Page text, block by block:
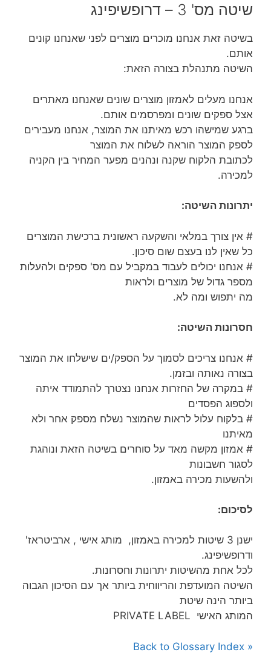
שיטה מס' 3 – דרופשיפינג
בשיטה זאת אנחנו מוכרים מוצרים לפני שאנחנו קונים
אותם.
השיטה מתנהלת בצורה הזאת:
אנחנו מעלים לאמזון מוצרים שונים שאנחנו מאתרים
אצל ספקים שונים ומפרסמים אותם.
ברגע שמישהו רכש מאיתנו את המוצר, אנחנו מעבירים
לספק המוצר הוראה לשלוח את המוצר
לכתובת הלקוח שקנה ונהנים מפער המחיר בין הקניה
למכירה.
יתרונות השיטה:
# אין צורך במלאי והשקעה ראשונית ברכישת המוצרים
כל שאין לנו בעצם שום סיכון.
# אנחנו יכולים לעבוד במקביל עם מס' ספקים ולהעלות
מספר גדול של מוצרים ולראות
מה יתפוש ומה לא.
חסרונות השיטה:
# אנחנו צריכים לסמוך על הספק/ים שישלחו את המוצר
בצורה נאותה ובזמן.
# במקרה של החזרות אנחנו נצטרך להתמודד איתה
ולספוג הפסדים
# בלקוח עלול לראות שהמוצר נשלח מספק אחר ולא
מאיתנו
# אמזון מקשה מאד על סוחרים בשיטה הזאת ונוהגת
לסגור חשבונות
ולהשעות מכירה באמזון.
לסיכום:
ישנן 3 שיטות למכירה באמזון, מותג אישי , ארביטראז'
ודרופשיפינג.
לכל אחת מהשיטות יתרונות וחסרונות.
השיטה המועדפת והריווחית ביותר אך עם הסיכון הגבוה
ביותר הינה שיטת
המותג האישי PRIVATE LABEL
« Back to Glossary Index